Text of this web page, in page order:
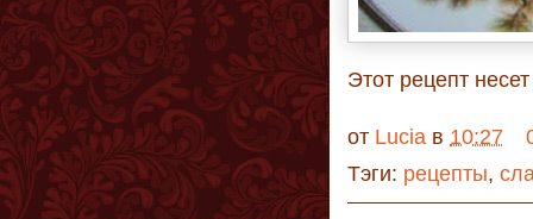
Этот рецепт
от Lucia в 10:27
Тэги: рецепты,